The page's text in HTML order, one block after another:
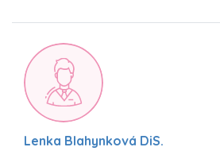
Lenka Blahynková DiS.